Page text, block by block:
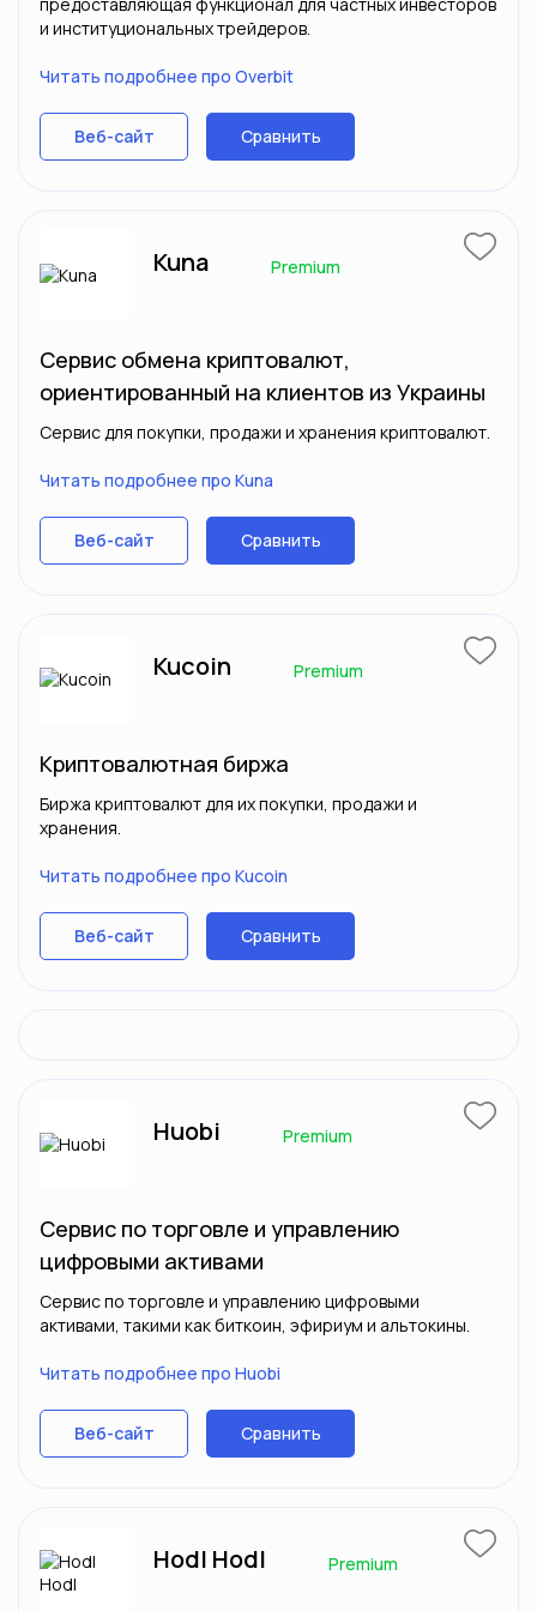
и институциональных трейдеров.
Читать подробнее про Overbit
Веб-сайт Сравнить
Kuna Premium
Сервис обмена криптовалют,
ориентированный на клиентов из Украины
Сервис для покупки, продажи и хранения криптовалют.
Читать подробнее про Kuna
Веб-сайт Сравнить
Kucoin Premium
Криптовалютная биржа
Биржа криптовалют для их покупки, продажи и
хранения.
Читать подробнее про Kucoin
Веб-сайт Сравнить
Huobi Premium
Сервис по торговле и управлению
цифровыми активами
Сервис по торговле и управлению цифровыми
активами, такими как биткоин, эфириум и альтокины.
Читать подробнее про Huobi
Веб-сайт Сравнить
Hodl Hodl Premium